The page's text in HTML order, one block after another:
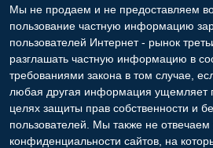
Мы не продаем и не предоставляем
пользование частную информацию
пользователей Интернет - рынок
разглашать частную информацию в
требованиями закона в том случае,
любая другая информация ущемляет
целях защиты прав собственности и
пользователей. Мы также не отвечаем
конфиденциальности сайтов, на